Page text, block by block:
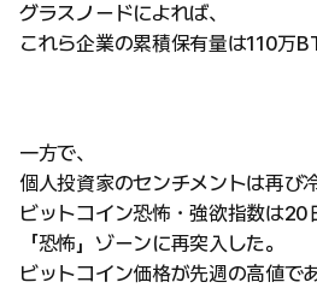
グラスノードによれば、
これら企業の累積保有量は110万
一方で、
個人投資家のセンチメントは再び
ビットコイン恐怖・強欲指数は20
「恐怖」ゾーンに再突入した。
ビットコイン価格が先週の高値